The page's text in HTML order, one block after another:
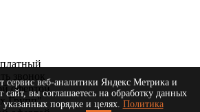
звонок
офертой
Групп"
сервис веб-аналитики Яндекс Метрика и
сайт, вы соглашаетесь на обработку данных
порядке и целях. Политика